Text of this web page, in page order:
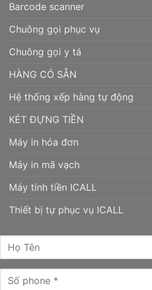
Barcode scanner
Chuông gọi phục vụ
Chuông gọi y tá
HÀNG CÓ SẴN
Hệ thống xếp hàng tự động
KÉT ĐỰNG TIỀN
Máy in hóa đơn
Máy in mã vạch
Máy tính tiền ICALL
Thiết bị tự phục vụ ICALL